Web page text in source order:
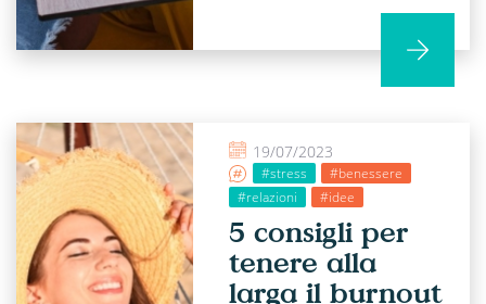
19/07/2023
#stress
#benessere
#relazioni
#idee
5 consigli per
tenere alla
larga il burnout